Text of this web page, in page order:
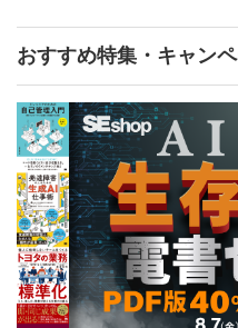
おすすめ特集・キャン